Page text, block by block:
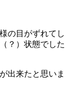
の目がずれてし
？）状態でした
出来たと思いま